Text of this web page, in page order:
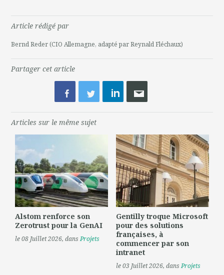
Article rédigé par
Bernd Reder (CIO Allemagne, adapté par Reynald Fléchaux)
Partager cet article
Articles sur le même sujet
Alstom renforce son
Zerotrust pour la GenAI
le 08 Juillet 2026, dansProjets
Gentilly troque Microsoft
pour des solutions
françaises, à
commencer par son
intranet
le 03 Juillet 2026, dansProjets